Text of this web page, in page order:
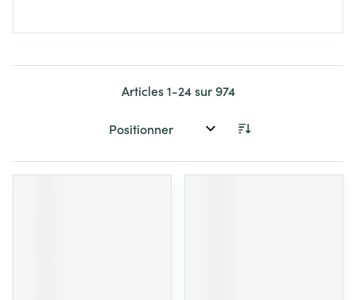
Articles1-24sur974
Trier par: